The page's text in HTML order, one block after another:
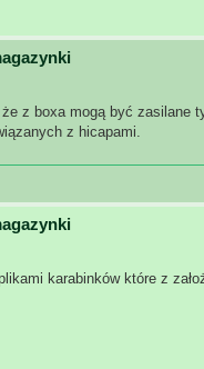
z boxa mogą być
z hicapami.
karabinków które z